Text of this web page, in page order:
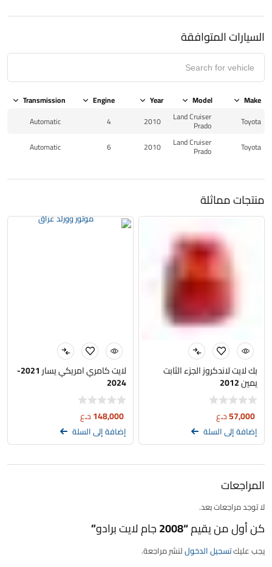
السيارات المتوافقة
Make
Model
Year
Engine
Transmission
Toyota
Land Cruiser
Prado
2010
4
Automatic
Toyota
Land Cruiser
Prado
2010
6
Automatic
منتجات مماثلة
بك لايت لاندكروز الجزء الثابت
يمين 2012
57,000د.ع
إضافة إلى السلة
لايت كامري امريكي يسار 2021-
2024
148,000د.ع
إضافة إلى السلة
المراجعات
لا توجد مراجعات بعد.
كن أول من يقيم “2008 جام لايت برادو”
يجب عليكتسجيل الدخوللنشر مراجعة.